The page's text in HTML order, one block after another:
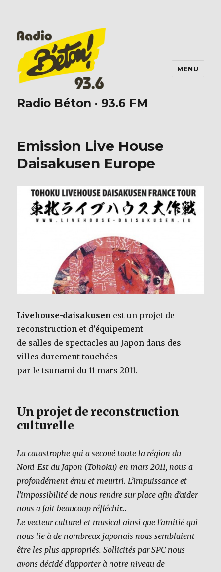
Radio Béton · 93.6 FM
MENU
Emission Live House
Daisakusen Europe
Livehouse-daisakusen est un projet de
reconstruction et d’équipement
de salles de spectacles au Japon dans des
villes durement touchées
par le tsunami du 11 mars 2011.
Un projet de reconstruction
culturelle
La catastrophe qui a secoué toute la région du
Nord-Est du Japon (Tohoku) en mars 2011, nous a
profondément ému et meurtri. L’impuissance et
l’impossibilité de nous rendre sur place afin d’aider
nous a fait beaucoup réfléchir…
Le vecteur culturel et musical ainsi que l’amitié qui
nous lie à de nombreux japonais nous semblaient
être les plus appropriés. Sollicités par SPC nous
avons décidé d’apporter à notre niveau de